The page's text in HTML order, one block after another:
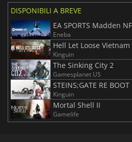
DISPONIBILI A BREVE
EA SPORTS Madden
Eneba
Hell Let Loose Vietnam
Kinguin
The Sinking City 2
Gamesplanet US
STEINS;GATE RE BOOT
Kinguin
Mortal Shell II
Gamelife